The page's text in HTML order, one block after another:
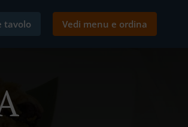
tavolo Vedi menu e ordina